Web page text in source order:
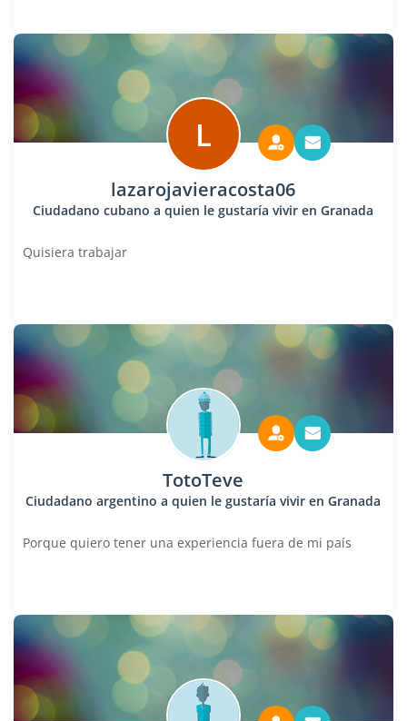
L
lazarojavieracosta06
Ciudadano cubano a quien le gustaría vivir en Granada
Quisiera trabajar
TotoTeve
Ciudadano argentino a quien le gustaría vivir en Granada
Porque quiero tener una experiencia fuera de mi país